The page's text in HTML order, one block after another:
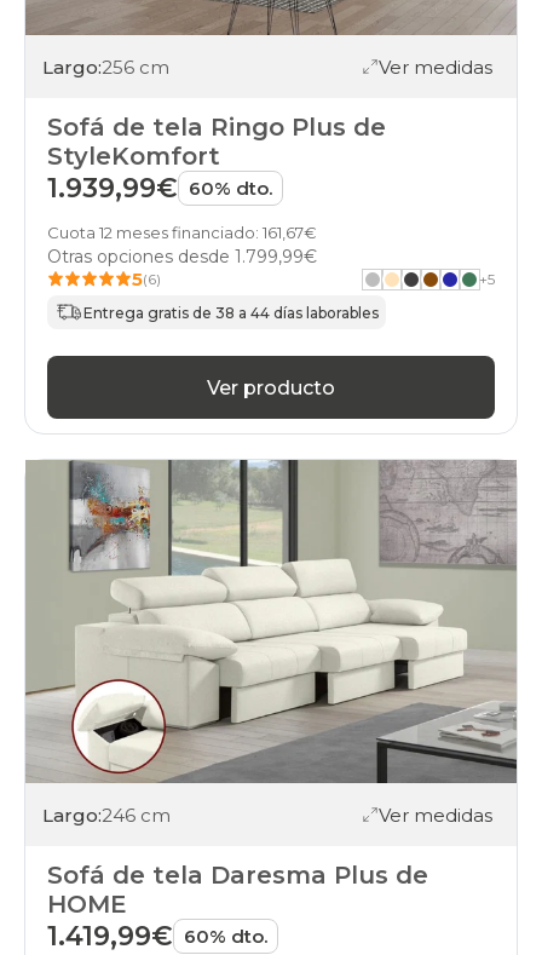
Largo:256 cm Ver medidas
Sofá de tela Ringo Plus de
StyleKomfort
1.939,99€ 60% dto.
Cuota 12 meses financiado: 161,67€
Otras opciones desde 1.799,99€
5(6) +5
Entrega gratis de 38 a 44 días laborables
Ver producto
Largo:246 cm Ver medidas
Sofá de tela Daresma Plus de
HOME
1.419,99€ 60% dto.